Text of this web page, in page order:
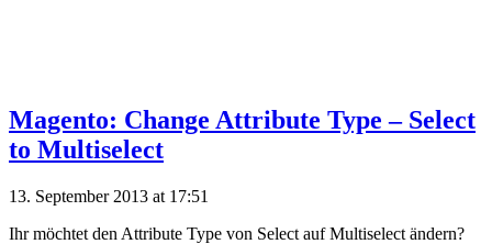
Magento: Change Attribute Type – Select
to Multiselect
13. September 2013 at 17:51
Ihr möchtet den Attribute Type von Select auf Multiselect ändern?